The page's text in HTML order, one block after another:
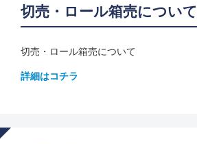
切売・ロール箱売について
切売・ロール箱売について
詳細はコチラ